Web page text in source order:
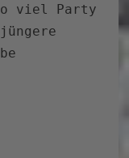
viel Party